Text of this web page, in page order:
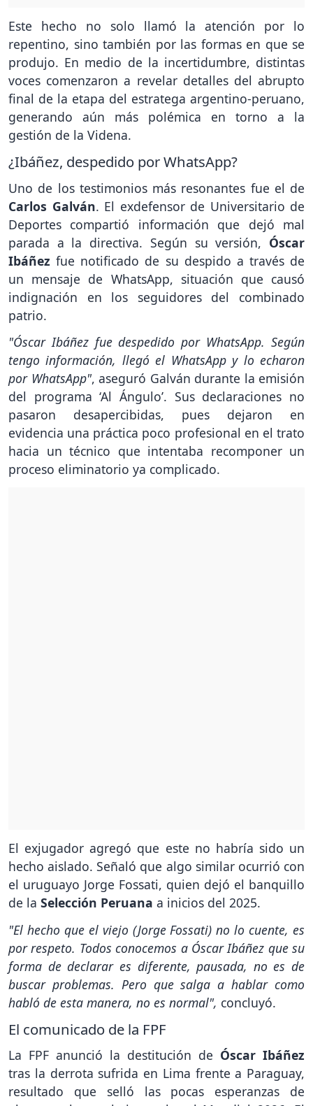
Este hecho no solo llamó la atención por lo
repentino, sino también por las formas en que se
produjo. En medio de la incertidumbre, distintas
voces comenzaron a revelar detalles del abrupto
final de la etapa del estratega argentino-peruano,
generando aún más polémica en torno a la
gestión de la Videna.
¿Ibáñez, despedido por WhatsApp?
Uno de los testimonios más resonantes fue el de
Carlos Galván. El exdefensor de Universitario de
Deportes compartió información que dejó mal
parada a la directiva. Según su versión, Óscar
Ibáñez fue notificado de su despido a través de
un mensaje de WhatsApp, situación que causó
indignación en los seguidores del combinado
patrio.
"Óscar Ibáñez fue despedido por WhatsApp. Según
tengo información, llegó el WhatsApp y lo echaron
por WhatsApp", aseguró Galván durante la emisión
del programa ‘Al Ángulo’. Sus declaraciones no
pasaron desapercibidas, pues dejaron en
evidencia una práctica poco profesional en el trato
hacia un técnico que intentaba recomponer un
proceso eliminatorio ya complicado.
El exjugador agregó que este no habría sido un
hecho aislado. Señaló que algo similar ocurrió con
el uruguayo Jorge Fossati, quien dejó el banquillo
de la Selección Peruana a inicios del 2025.
"El hecho que el viejo (Jorge Fossati) no lo cuente, es
por respeto. Todos conocemos a Óscar Ibáñez que su
forma de declarar es diferente, pausada, no es de
buscar problemas. Pero que salga a hablar como
habló de esta manera, no es normal", concluyó.
El comunicado de la FPF
La FPF anunció la destitución de Óscar Ibáñez
tras la derrota sufrida en Lima frente a Paraguay,
resultado que selló las pocas esperanzas de